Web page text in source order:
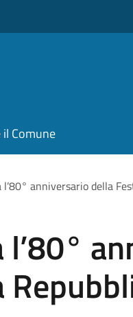
il Comune
anniversario della